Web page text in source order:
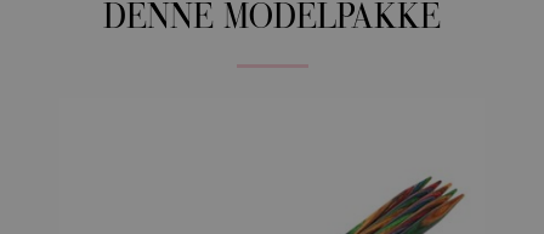
DENNE MODELPAKKE